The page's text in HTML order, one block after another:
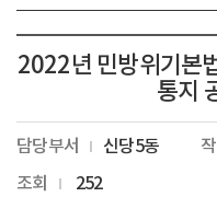
2022년 민방위기본
통지
담당부서 신당5동
조회
252